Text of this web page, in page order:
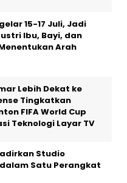
15-17 Juli, Jadi
Ibu, Bayi, dan
Arah
Lebih Dekat ke
Tingkatkan
FIFA World Cup
Teknologi Layar TV
Studio
Satu Perangkat